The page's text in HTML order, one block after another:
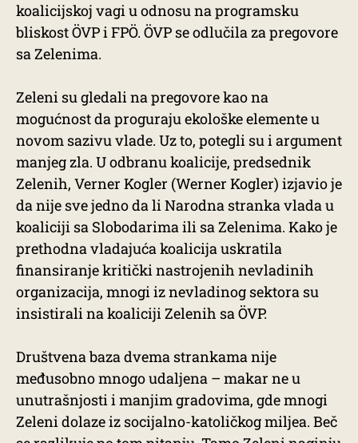
koalicijskoj vagi u odnosu na programsku
bliskost ÖVP i FPÖ. ÖVP se odlučila za pregovore
sa Zelenima.
Zeleni su gledali na pregovore kao na
mogućnost da proguraju ekološke elemente u
novom sazivu vlade. Uz to, potegli su i argument
manjeg zla. U odbranu koalicije, predsednik
Zelenih, Verner Kogler (Werner Kogler) izjavio je
da nije sve jedno da li Narodna stranka vlada u
koaliciji sa Slobodarima ili sa Zelenima. Kako je
prethodna vladajuća koalicija uskratila
finansiranje kritički nastrojenih nevladinih
organizacija, mnogi iz nevladinog sektora su
insistirali na koaliciji Zelenih sa ÖVP.
Društvena baza dvema strankama nije
međusobno mnogo udaljena – makar ne u
unutrašnjosti i manjim gradovima, gde mnogi
Zeleni dolaze iz socijalno-katoličkog miljea. Beč